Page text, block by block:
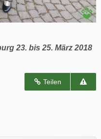
23. bis 25. März 2018
Teilen